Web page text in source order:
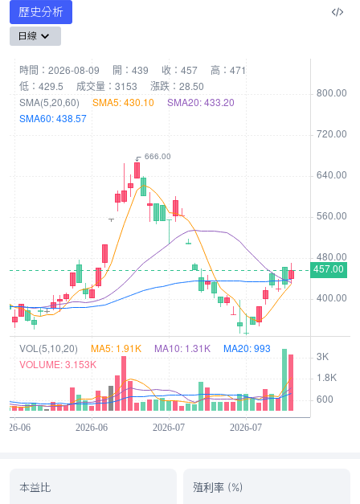
歷史分析
日線
本益比 殖利率 (%)